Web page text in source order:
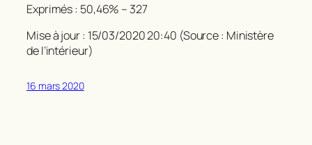
Exprimés : 50,46% – 327
Mise à jour : 15/03/2020 20:40 (Source : Ministère
de l’intérieur)
16 mars 2020